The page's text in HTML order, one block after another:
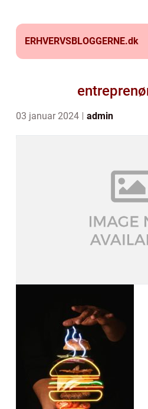
ERHVERVSBLOGGERNE.dk
03 januar 2024 admin